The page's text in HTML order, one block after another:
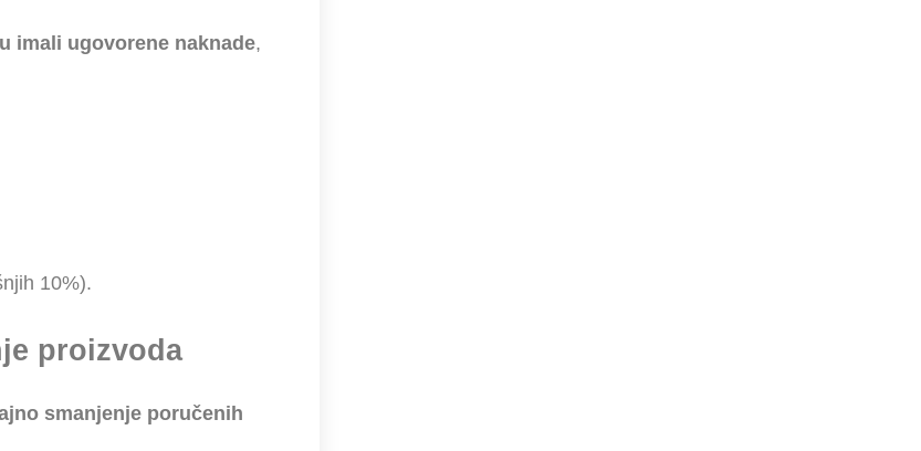
imali ugovorene naknade,
10%).
proizvoda
smanjenje poručenih